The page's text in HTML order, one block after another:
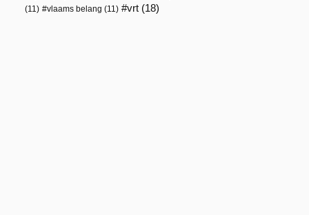
(11)
vlaams belang (11) vrt (18)